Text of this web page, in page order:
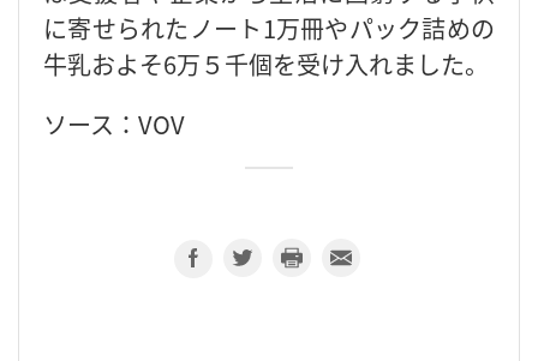
に寄せられたノート1万冊やパック詰めの
牛乳およそ6万５千個を受け入れました。
ソース：VOV